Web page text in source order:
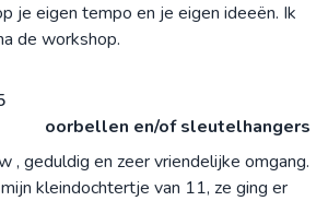
je eigen tempo en je eigen ideeën. Ik
de workshop.
oorbellen en/of sleutelhangers
, geduldig en zeer vriendelijke omgang.
kleindochtertje van 11, ze ging er